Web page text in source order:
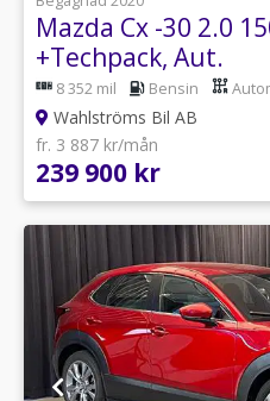
Mazda Cx -30 2.0
+Techpack, Aut.
8 352 mil Bensin
Wahlströms Bil AB
fr. 3 887 kr/mån
239 900 kr